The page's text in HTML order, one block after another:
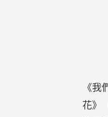
《
花》